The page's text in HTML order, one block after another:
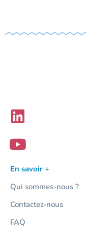
En savoir +
Qui sommes-nous ?
Contactez-nous
FAQ